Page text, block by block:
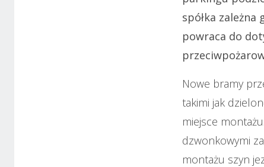
spółka zależna
powraca do
Nowe bramy
takimi jak
miejsce
dzwonkowymi
montażu szyn